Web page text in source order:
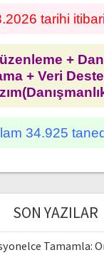
tarihi
+
+ Veri
34.925
SON YAZILAR
Tamamla: